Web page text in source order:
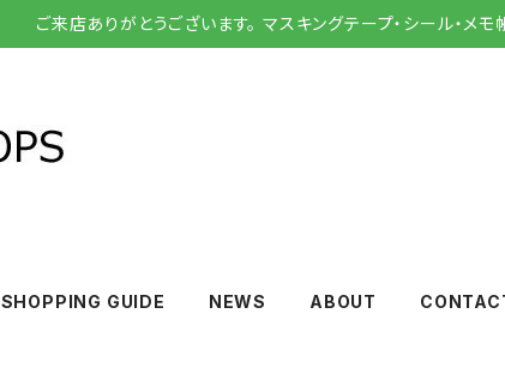
ご来店ありがとうございます。 マスキングテープ・シール・メ
SHOPPING GUIDE NEWS ABOUT